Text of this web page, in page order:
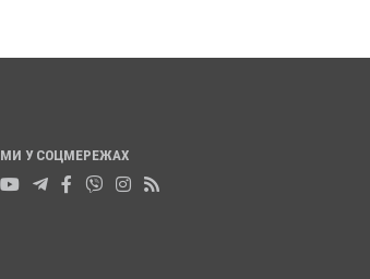
МИ У СОЦМЕРЕЖАХ